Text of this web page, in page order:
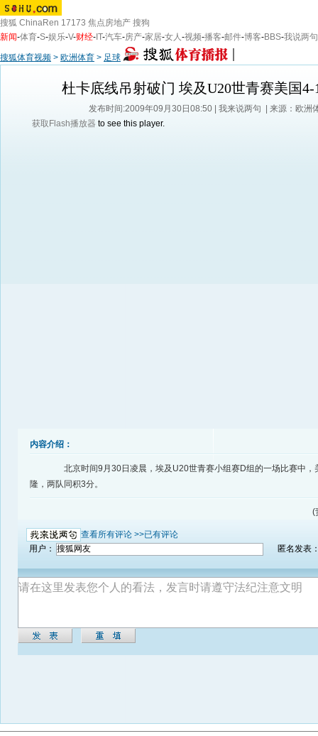
搜狐 ChinaRen 17173 焦点房地产 搜狗
新闻-体育-S-娱乐-V-财经- IT-汽车-房产-家居-女人-视频-播客-邮件-博客-BBS-我说两句
搜狐体育视频 > 欧洲体育 > 足球
杜卡底线吊射破门 埃及U20世青赛美国4-
发布时间:2009年09月30日08:50 | 我来说两句
| 来源：欧洲
获取Flash播放器 to see this player.
内容介绍：
北京时间9月30日凌晨，埃及U20世青赛小组赛D组的一场比赛中，
隆，两队同积3分。
(
查看所有评论 >>已有评论
用户：
匿名发表